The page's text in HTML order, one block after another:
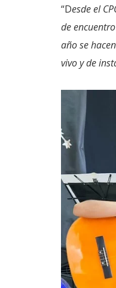
“Desde el
de
año se
vivo y de